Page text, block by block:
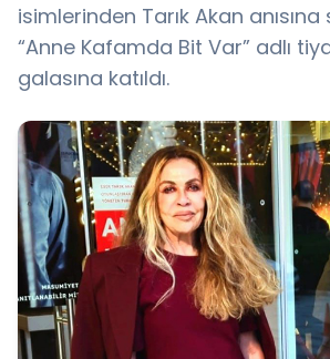
isimlerinden Tarık Akan
“Anne Kafamda Bit Var” adlı
galasına katıldı.